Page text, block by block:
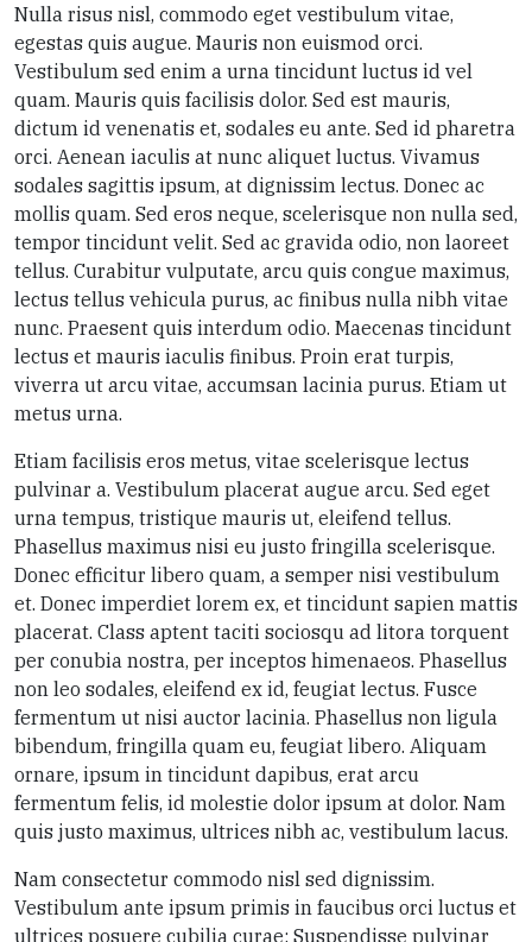
Nulla risus nisl, commodo eget vestibulum vitae,
egestas quis augue. Mauris non euismod orci.
Vestibulum sed enim a urna tincidunt luctus id vel
quam. Mauris quis facilisis dolor. Sed est mauris,
dictum id venenatis et, sodales eu ante. Sed id pharetra
orci. Aenean iaculis at nunc aliquet luctus. Vivamus
sodales sagittis ipsum, at dignissim lectus. Donec ac
mollis quam. Sed eros neque, scelerisque non nulla sed,
tempor tincidunt velit. Sed ac gravida odio, non laoreet
tellus. Curabitur vulputate, arcu quis congue maximus,
lectus tellus vehicula purus, ac finibus nulla nibh vitae
nunc. Praesent quis interdum odio. Maecenas tincidunt
lectus et mauris iaculis finibus. Proin erat turpis,
viverra ut arcu vitae, accumsan lacinia purus. Etiam ut
metus urna.
Etiam facilisis eros metus, vitae scelerisque lectus
pulvinar a. Vestibulum placerat augue arcu. Sed eget
urna tempus, tristique mauris ut, eleifend tellus.
Phasellus maximus nisi eu justo fringilla scelerisque.
Donec efficitur libero quam, a semper nisi vestibulum
et. Donec imperdiet lorem ex, et tincidunt sapien mattis
placerat. Class aptent taciti sociosqu ad litora torquent
per conubia nostra, per inceptos himenaeos. Phasellus
non leo sodales, eleifend ex id, feugiat lectus. Fusce
fermentum ut nisi auctor lacinia. Phasellus non ligula
bibendum, fringilla quam eu, feugiat libero. Aliquam
ornare, ipsum in tincidunt dapibus, erat arcu
fermentum felis, id molestie dolor ipsum at dolor. Nam
quis justo maximus, ultrices nibh ac, vestibulum lacus.
Nam consectetur commodo nisl sed dignissim.
Vestibulum ante ipsum primis in faucibus orci luctus et
ultrices posuere cubilia curae; Suspendisse pulvinar